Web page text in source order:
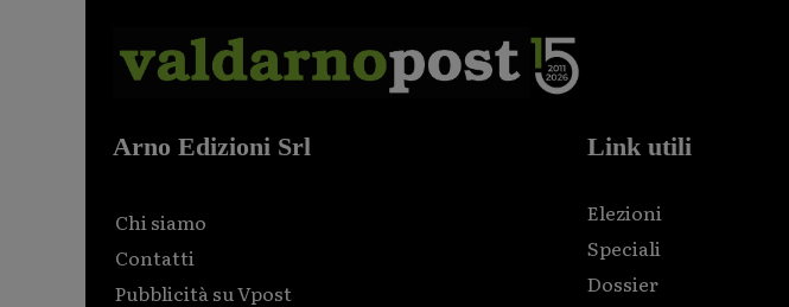
Arno Edizioni Srl
Chi siamo
Contatti
Pubblicità su Vpost
Link utili
Elezioni
Speciali
Dossier